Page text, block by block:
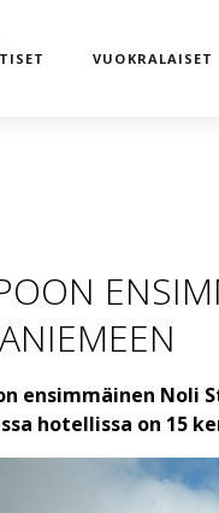
VUOKRALAISET
ensimmäinen Noli
hotellissa on 15